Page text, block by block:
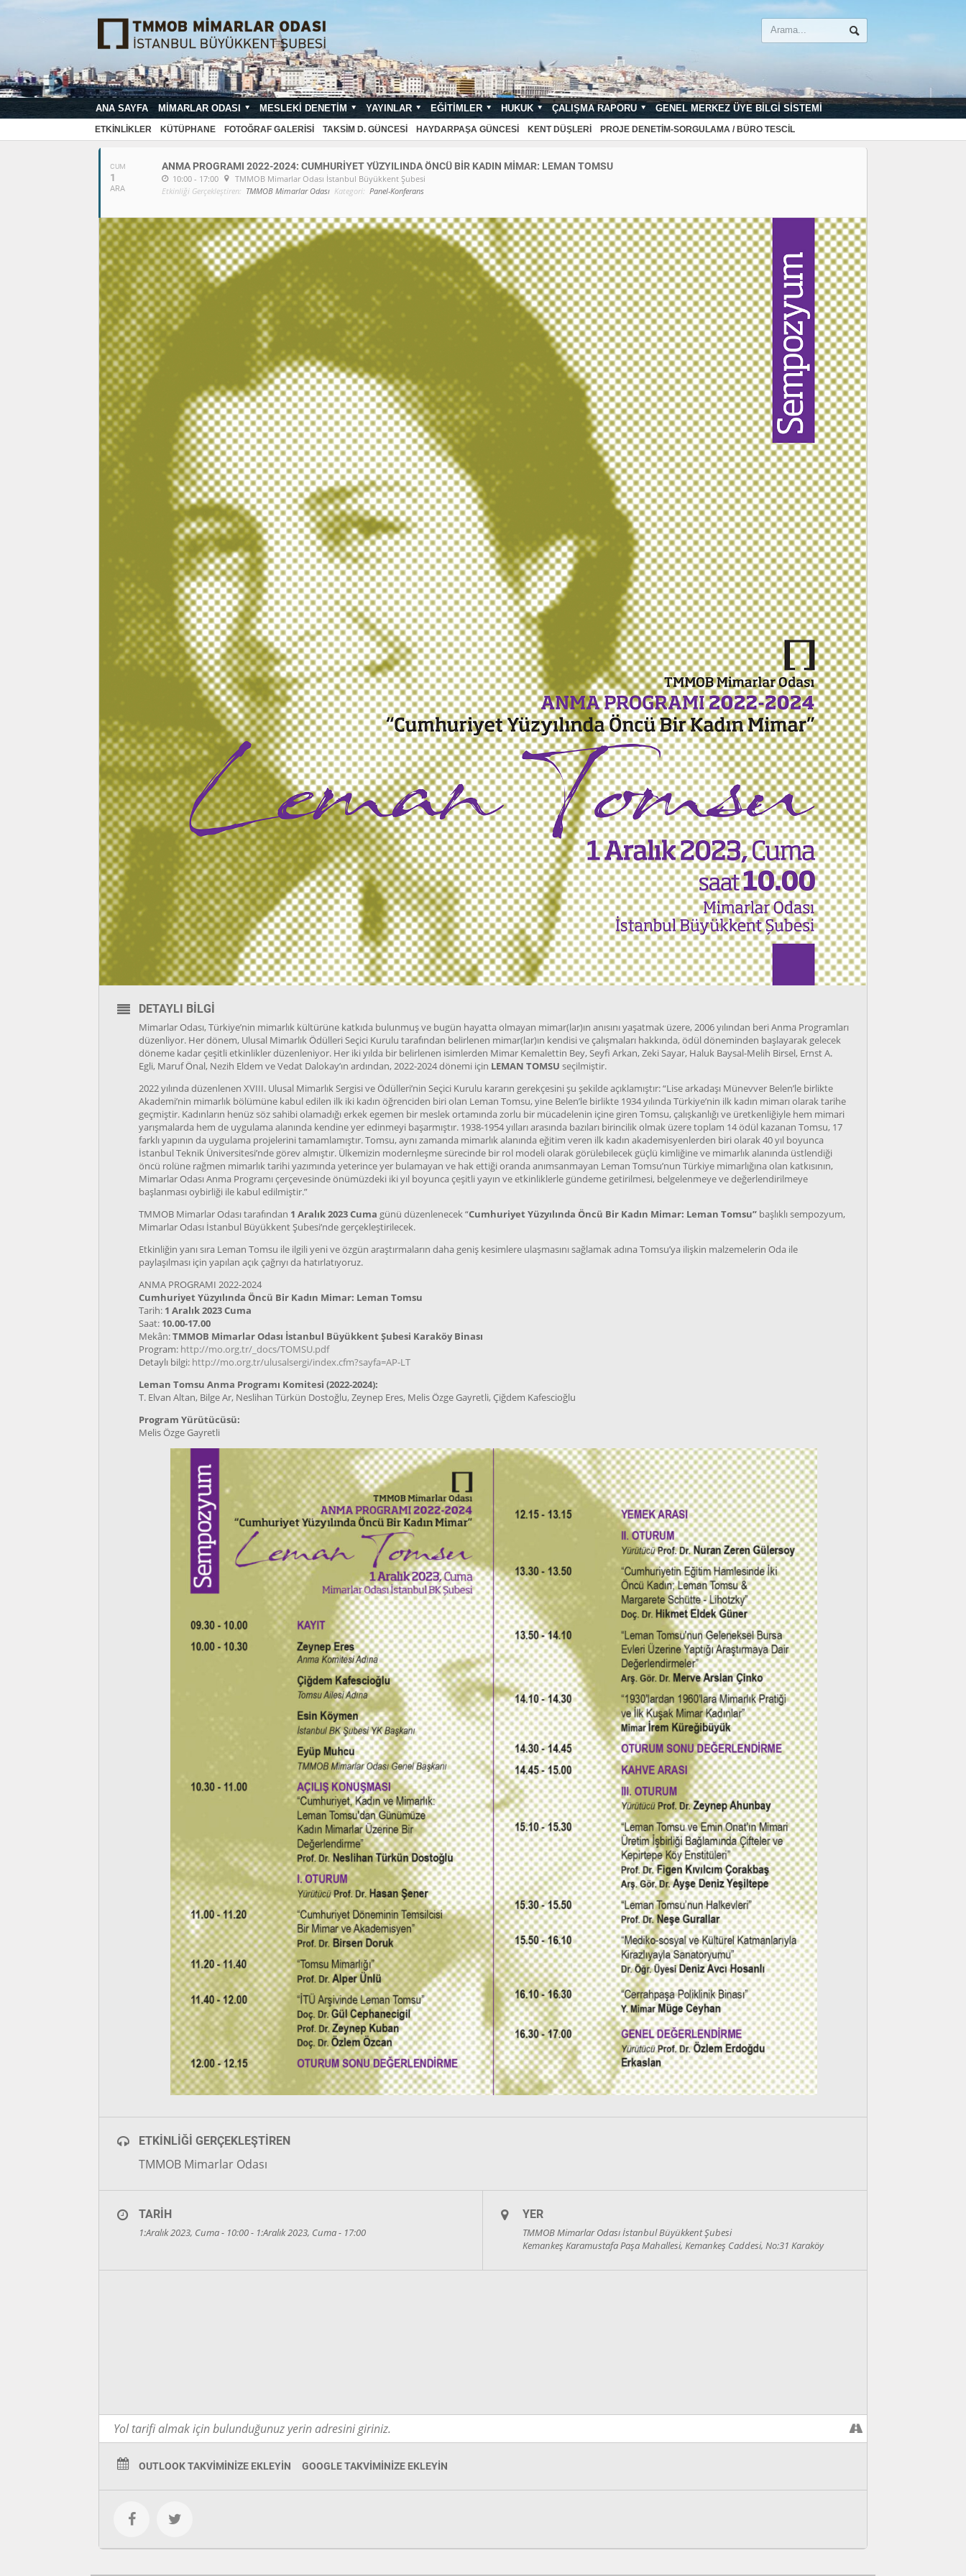
ANA SAYFA MIMARLAR ODASI MESLEKI DENETIM YAYINLAR EĞITIMLER HUKUK ÇALIŞMA RAPORU GENEL MERKEZ ÜYE BILGI SISTEMI
ETKINLIKLER KÜTÜPHANE FOTOĞRAF GALERISI TAKSIM D. GÜNCESI HAYDARPAŞA GÜNCESI KENT DÜŞLERI PROJE DENETIM-SORGULAMA / BÜRO TESCIL
CUM
1
ARA
ANMA PROGRAMI 2022-2024: CUMHURIYET YÜZYILINDA ÖNCÜ BIR KADIN MIMAR: LEMAN TOMSU
10:00 - 17:00
TMMOB Mimarlar Odası İstanbul Büyükkent Şubesi
Etkinliği Gerçekleştiren: TMMOB Mimarlar Odası Kategori: Panel-Konferans
DETAYLI BILGI
Mimarlar Odası, Türkiye’nin mimarlık kültürüne katkıda bulunmuş ve bugün hayatta olmayan mimar(lar)ın anısını yaşatmak üzere, 2006 yılından beri Anma Programları
düzenliyor. Her dönem, Ulusal Mimarlık Ödülleri Seçici Kurulu tarafından belirlenen mimar(lar)ın kendisi ve çalışmaları hakkında, ödül döneminden başlayarak gelecek
döneme kadar çeşitli etkinlikler düzenleniyor. Her iki yılda bir belirlenen isimlerden Mimar Kemalettin Bey, Seyfi Arkan, Zeki Sayar, Haluk Baysal-Melih Birsel, Ernst A.
Egli, Maruf Önal, Nezih Eldem ve Vedat Dalokay’ın ardından, 2022-2024 dönemi için LEMAN TOMSU seçilmiştir.
2022 yılında düzenlenen XVIII. Ulusal Mimarlık Sergisi ve Ödülleri’nin Seçici Kurulu kararın gerekçesini şu şekilde açıklamıştır: “Lise arkadaşı Münevver Belen’le birlikte
Akademi’nin mimarlık bölümüne kabul edilen ilk iki kadın öğrenciden biri olan Leman Tomsu, yine Belen’le birlikte 1934 yılında Türkiye’nin ilk kadın mimarı olarak tarihe
geçmiştir. Kadınların henüz söz sahibi olamadığı erkek egemen bir meslek ortamında zorlu bir mücadelenin içine giren Tomsu, çalışkanlığı ve üretkenliğiyle hem mimari
yarışmalarda hem de uygulama alanında kendine yer edinmeyi başarmıştır. 1938-1954 yılları arasında bazıları birincilik olmak üzere toplam 14 ödül kazanan Tomsu, 17
farklı yapının da uygulama projelerini tamamlamıştır. Tomsu, aynı zamanda mimarlık alanında eğitim veren ilk kadın akademisyenlerden biri olarak 40 yıl boyunca
İstanbul Teknik Üniversitesi’nde görev almıştır. Ülkemizin modernleşme sürecinde bir rol modeli olarak görülebilecek güçlü kimliğine ve mimarlık alanında üstlendiği
öncü rolüne rağmen mimarlık tarihi yazımında yeterince yer bulamayan ve hak ettiği oranda anımsanmayan Leman Tomsu’nun Türkiye mimarlığına olan katkısının,
Mimarlar Odası Anma Programı çerçevesinde önümüzdeki iki yıl boyunca çeşitli yayın ve etkinliklerle gündeme getirilmesi, belgelenmeye ve değerlendirilmeye
başlanması oybirliği ile kabul edilmiştir.”
TMMOB Mimarlar Odası tarafından 1 Aralık 2023 Cuma günü düzenlenecek “Cumhuriyet Yüzyılında Öncü Bir Kadın Mimar: Leman Tomsu” başlıklı sempozyum,
Mimarlar Odası İstanbul Büyükkent Şubesi’nde gerçekleştirilecek.
Etkinliğin yanı sıra Leman Tomsu ile ilgili yeni ve özgün araştırmaların daha geniş kesimlere ulaşmasını sağlamak adına Tomsu’ya ilişkin malzemelerin Oda ile
paylaşılması için yapılan açık çağrıyı da hatırlatıyoruz.
ANMA PROGRAMI 2022-2024
Cumhuriyet Yüzyılında Öncü Bir Kadın Mimar: Leman Tomsu
Tarih: 1 Aralık 2023 Cuma
Saat: 10.00-17.00
Mekân:TMMOB Mimarlar Odası İstanbul Büyükkent Şubesi Karaköy Binası
Program: http://mo.org.tr/_docs/TOMSU.pdf
Detaylı bilgi: http://mo.org.tr/ulusalsergi/index.cfm?sayfa=AP-LT
Leman Tomsu Anma Programı Komitesi (2022-2024):
T. Elvan Altan, Bilge Ar, Neslihan Türkün Dostoğlu, Zeynep Eres, Melis Özge Gayretli, Çiğdem Kafescioğlu
Program Yürütücüsü:
Melis Özge Gayretli
ETKINLIĞI GERÇEKLEŞTIREN
TMMOB Mimarlar Odası
TARIH
1:Aralık 2023, Cuma - 10:00 - 1:Aralık 2023, Cuma - 17:00
YER
TMMOB Mimarlar Odası İstanbul Büyükkent Şubesi
Kemankeş Karamustafa Paşa Mahallesi, Kemankeş Caddesi, No:31 Karaköy
OUTLOOK TAKVIMINIZE EKLEYIN GOOGLE TAKVIMINIZE EKLEYIN